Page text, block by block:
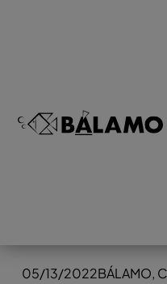
05/13/2022BÁLAMO,